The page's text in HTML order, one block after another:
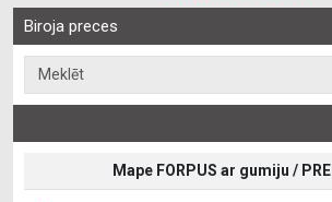
Biroja preces
Mape FORPUS ar gumiju /